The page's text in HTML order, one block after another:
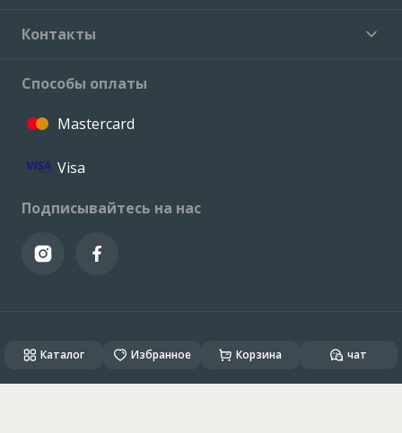
Контакты
Способы оплаты
Mastercard
Visa
Подписывайтесь на нас
Created & Powered by ALSO DEV
Каталог Избранное Корзина чат